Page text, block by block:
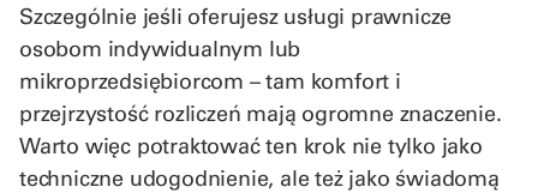
Szczególnie jeśli oferujesz usługi prawnicze
osobom indywidualnym lub
mikroprzedsiębiorcom – tam komfort i
przejrzystość rozliczeń mają ogromne znaczenie.
Warto więc potraktować ten krok nie tylko jako
techniczne udogodnienie, ale też jako świadomą